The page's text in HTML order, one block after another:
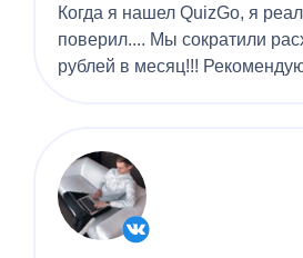
Когда я нашел QuizGo, я
поверил.... Мы сократили
рублей в месяц!!!